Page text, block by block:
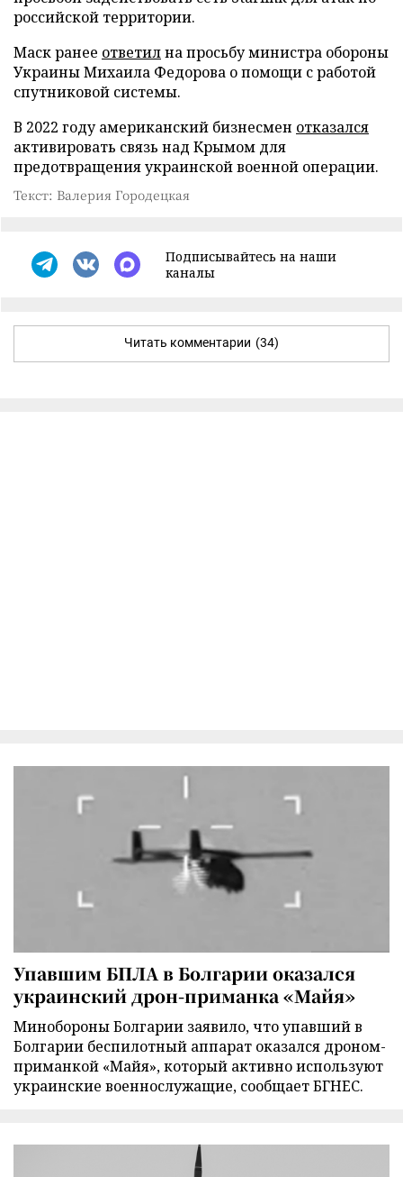
российской территории.
Маск ранее ответилна просьбу министра обороны
Украины Михаила Федорова о помощи с работой
спутниковой системы.
В 2022 году американский бизнесмен отказался
активировать связь над Крымом для
предотвращения украинской военной операции.
Текст: Валерия Городецкая
Подписывайтесь на наши
каналы
Читать комментарии (34)
Упавшим БПЛА в Болгарии оказался
украинский дрон-приманка «Майя»
Минобороны Болгарии заявило, что упавший в
Болгарии беспилотный аппарат оказался дроном-
приманкой «Майя», который активно используют
украинские военнослужащие, сообщает БГНЕС.